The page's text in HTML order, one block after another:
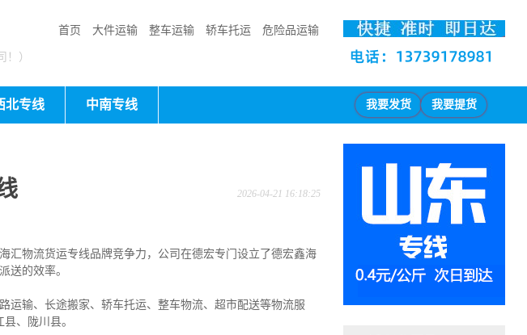
首页 大件运输 整车运输 轿车托运 危险品运输
！）
北专线 中南专线 我要发货 我要提货
2026-04-21 16:18:25
汇物流货运专线品牌竞争力，公司在德宏专门设立了德宏鑫海
送的效率。
运输、长途搬家、轿车托运、整车物流、超市配送等物流服
、陇川县。